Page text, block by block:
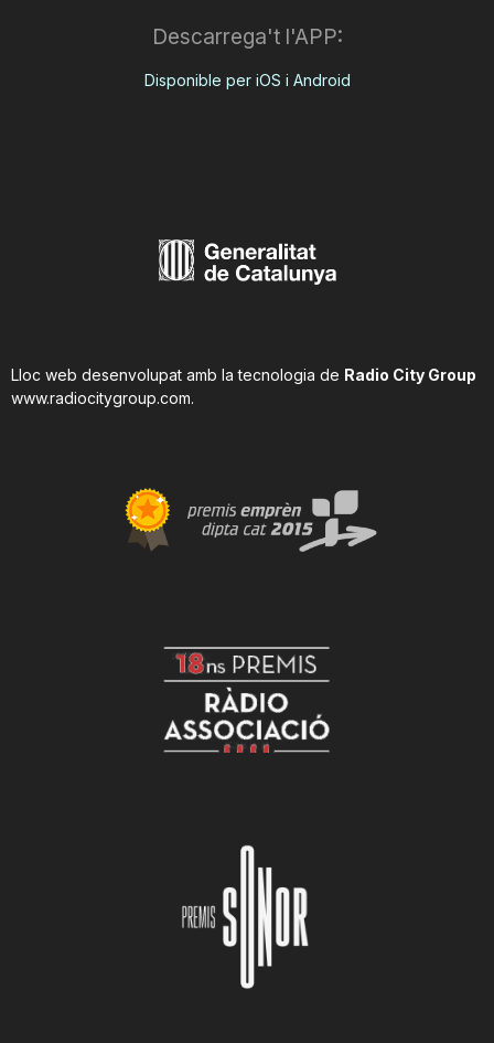
Descarrega't l'APP:
Disponible per iOS i Android
Lloc web desenvolupat amb la tecnologia de Radio City Group
www.radiocitygroup.com.